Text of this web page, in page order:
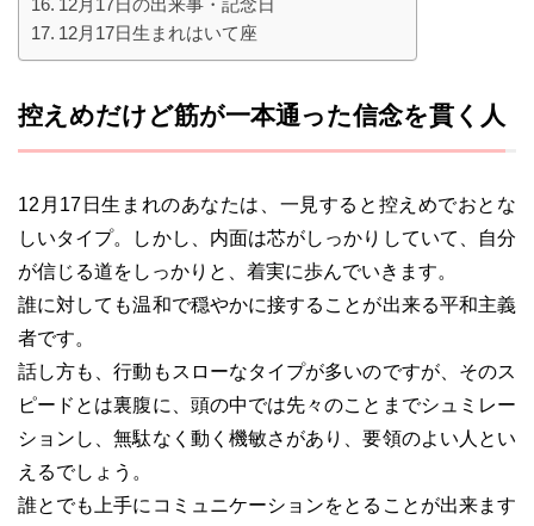
12月17日の出来事・記念日
12月17日生まれはいて座
控えめだけど筋が一本通った信念を貫く人
12月17日生まれのあなたは、一見すると控えめでおとな
しいタイプ。しかし、内面は芯がしっかりしていて、自分
が信じる道をしっかりと、着実に歩んでいきます。
誰に対しても温和で穏やかに接することが出来る平和主義
者です。
話し方も、行動もスローなタイプが多いのですが、そのス
ピードとは裏腹に、頭の中では先々のことまでシュミレー
ションし、無駄なく動く機敏さがあり、要領のよい人とい
えるでしょう。
誰とでも上手にコミュニケーションをとることが出来ます